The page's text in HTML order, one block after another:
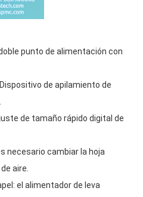
punto de alimentación con
de apilamiento de
de tamaño rápido digital de
necesario cambiar la hoja
aire.
el alimentador de leva